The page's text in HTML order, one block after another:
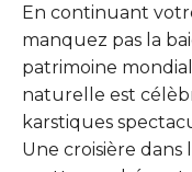
En continuant
manquez pas la
patrimoine
naturelle est
karstiques
Une croisière dans